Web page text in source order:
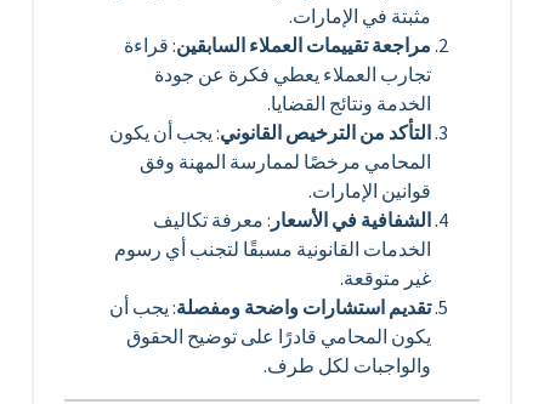
مثبتة في الإمارات.
مراجعة تقييمات العملاء السابقين: قراءة
تجارب العملاء يعطي فكرة عن جودة
الخدمة ونتائج القضايا.
التأكد من الترخيص القانوني : يجب أن يكون
المحامي مرخصًا لممارسة المهنة وفق
قوانين الإمارات.
الشفافية في الأسعار: معرفة تكاليف
الخدمات القانونية مسبقًا لتجنب أي رسوم
غير متوقعة.
تقديم استشارات واضحة ومفصلة: يجب أن
يكون المحامي قادرًا على توضيح الحقوق
والواجبات لكل طرف.